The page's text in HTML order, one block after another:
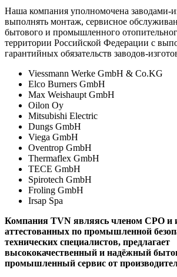
Наша компания уполномочена заводами-
выполнять монтаж, сервисное
бытового и промышленного
территории Российской Федерации с
гарантийных обязательств заводов-
Viessmann Werke GmbH & Co.KG
Elco Burners GmbH
Max Weishaupt GmbH
Oilon Oy
Mitsubishi Electric
Dungs GmbH
Viega GmbH
Oventrop GmbH
Thermaflex GmbH
TECE GmbH
Spirotech GmbH
Froling GmbH
Irsap Spa
Компания TVN являясь членом СРО и
аттестованных по промышленной
технических специалистов, предлагает
высококачественный и надёжный
промышленный сервис от